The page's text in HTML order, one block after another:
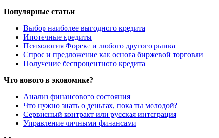
Популярные статьи
Выбор наиболее выгодного кредита
Ипотечные кредиты
Психология Форекс и любого другого рынка
Спрос и предложение как основа биржевой торговли
Получение беспроцентного кредита
Что нового в экономике?
Анализ финансового состояния
Что нужно знать о деньгах, пока ты молодой?
Сервисный контракт или русская интеграция
Управление личными финансами